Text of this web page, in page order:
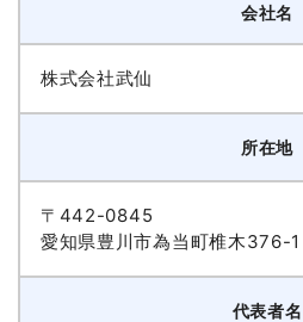
会社名
株式会社武仙
所在地
〒442-0845
愛知県豊川市為当町椎木376-1
代表者名